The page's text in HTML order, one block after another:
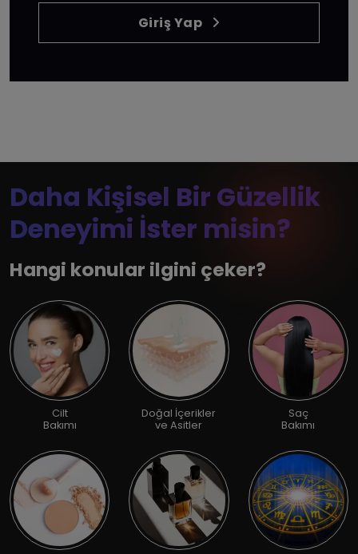
Giriş Yap
Daha Kişisel Bir Güzellik
Deneyimi İster misin?
Hangi konular ilgini çeker?
Cilt
Bakımı
Doğal İçerikler
ve Asitler
Saç
Bakımı